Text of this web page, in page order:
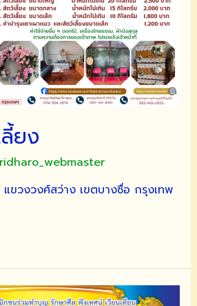
ยง
ขวงวงศ์สว่าง เขตบางซื่อ กรุงเทพ